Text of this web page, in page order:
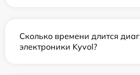
Сколько времени длится
электроники Kyvol?